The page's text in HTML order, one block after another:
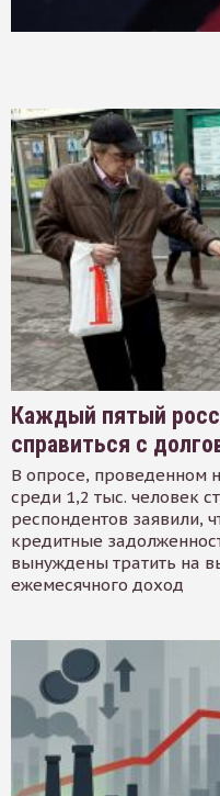
Каждый пятый
справиться с
В опросе, проведенном
среди 1,2 тыс. человек
респондентов заявили,
кредитные
вынуждены тратить на
ежемесячного доход